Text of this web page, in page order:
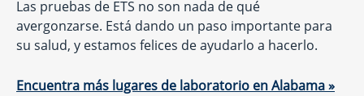
Las pruebas de ETS no son nada de qué
avergonzarse. Está dando un paso importante para
su salud, y estamos felices de ayudarlo a hacerlo.
Encuentra más lugares de laboratorio en Alabama »